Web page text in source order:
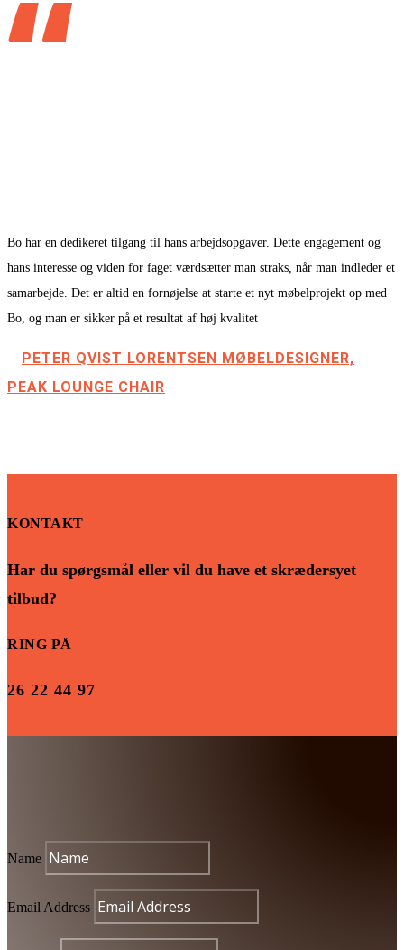
“
Bo har en dedikeret tilgang til hans arbejdsopgaver. Dette engagement og
hans interesse og viden for faget værdsætter man straks, når man indleder et
samarbejde. Det er altid en fornøjelse at starte et nyt møbelprojekt op med
Bo, og man er sikker på et resultat af høj kvalitet
PETER QVIST LORENTSEN MØBELDESIGNER,
PEAK LOUNGE CHAIR
KONTAKT
Har du spørgsmål eller vil du have et skrædersyet
tilbud?
RING PÅ
26 22 44 97
Name
Email Address